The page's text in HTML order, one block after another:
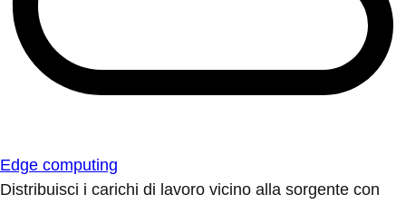
Edge computing
Distribuisci i carichi di lavoro vicino alla sorgente con